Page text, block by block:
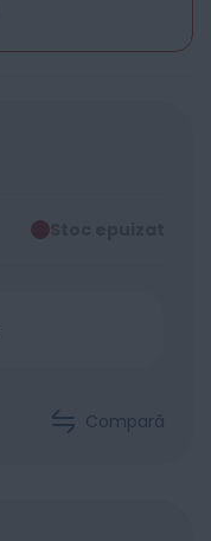
Compară